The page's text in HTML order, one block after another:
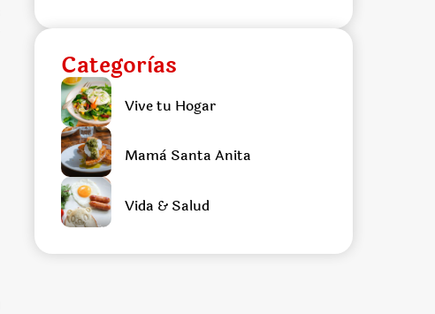
Categorìas
Vive tu Hogar
Mamà Santa Anita
Vida & Salud